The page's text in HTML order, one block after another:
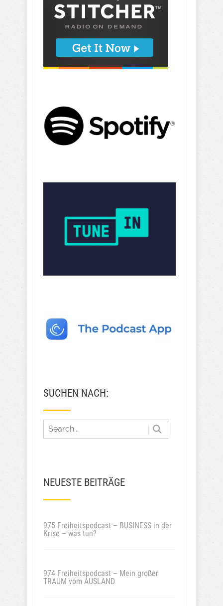
SUCHEN NACH:
NEUESTE BEITRÄGE
975 Freiheitspodcast – BUSINESS in der
Krise – was tun?
974 Freiheitspodcast – Mein großer
TRAUM vom AUSLAND